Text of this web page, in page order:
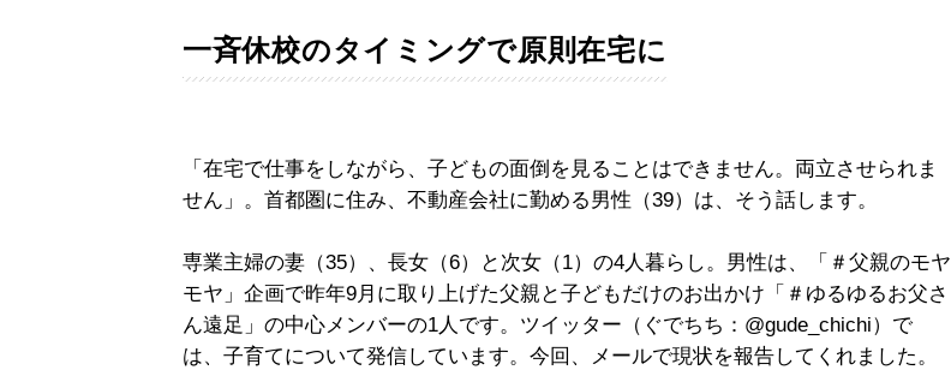
一斉休校のタイミングで原則在宅に
「在宅で仕事をしながら、子どもの面倒を見ることはできません。両立させられま
せん」。首都圏に住み、不動産会社に勤める男性（39）は、そう話します。
専業主婦の妻（35）、長女（6）と次女（1）の4人暮らし。男性は、「＃父親のモヤ
モヤ」企画で昨年9月に取り上げた父親と子どもだけのお出かけ「＃ゆるゆるお父さ
ん遠足」の中心メンバーの1人です。ツイッター（ぐでちち：@gude_chichi）で
は、子育てについて発信しています。今回、メールで現状を報告してくれました。